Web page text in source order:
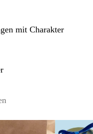
mit Charakter